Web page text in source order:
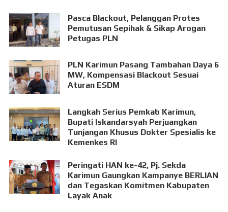
Pasca Blackout, Pelanggan Protes
Pemutusan Sepihak & Sikap Arogan
Petugas PLN
PLN Karimun Pasang Tambahan Daya 6
MW, Kompensasi Blackout Sesuai
Aturan ESDM
Langkah Serius Pemkab Karimun,
Bupati Iskandarsyah Perjuangkan
Tunjangan Khusus Dokter Spesialis ke
Kemenkes RI
Peringati HAN ke-42, Pj. Sekda
Karimun Gaungkan Kampanye BERLIAN
dan Tegaskan Komitmen Kabupaten
Layak Anak